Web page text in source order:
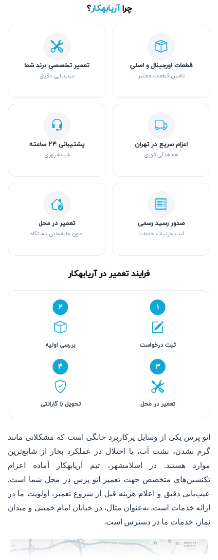
چراآریابهکار؟
قطعات اورجینال و اصلی
تامین قطعات معتبر
تعمیر تخصصی برند شما
عیب‌یابی دقیق
اعزام سریع در تهران
هماهنگی فوری
پشتیبانی ۲۴ ساعته
شبانه روزی
صدور رسید رسمی
ثبت جزئیات خدمات
تعمیر در محل
بدون جابه‌جایی دستگاه
فرایند تعمیر در آریابهکار
۱
ثبت درخواست
۲
بررسی اولیه
۳
تعمیر در محل
۴
تحویل با گارانتی
اتو پرس یکی از وسایل پرکاربرد خانگی است که مشکلاتی مانند
گرم نشدن، نشت آب، یا اختلال در عملکرد بخار از شایع‌ترین
موارد هستند. در اسلامشهر، تیم آریابهکار آماده اعزام
تکنسین‌های متخصص جهت تعمیر اتو پرس در محل شما است.
عیب‌یابی دقیق و اعلام هزینه قبل از شروع تعمیر، اولویت ما در
ارائه خدمات است. به‌عنوان مثال، در خیابان امام خمینی و میدان
نماز، خدمات ما در دسترس است.